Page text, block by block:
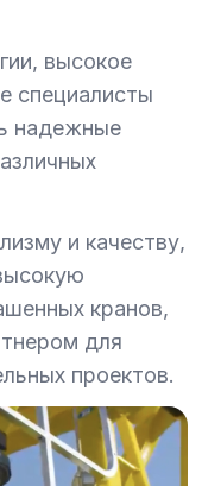
высокое
специалисты
надежные
и качеству,
кранов,
для
проектов.